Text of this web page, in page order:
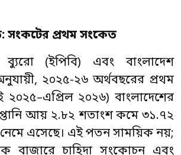
সংকটের প্রথম সংকেত
ব্যুরো (ইপিবি) এবং বাংলাদেশ
২০২৫-২৬ অর্থবছরের প্রথম
২০২৬) বাংলাদেশের
আয় ২.৮২ শতাংশ কমে ৩১.৭২
এসেছে। এই পতন সাময়িক নয়;
বাজারে চাহিদা সংকোচন এবং